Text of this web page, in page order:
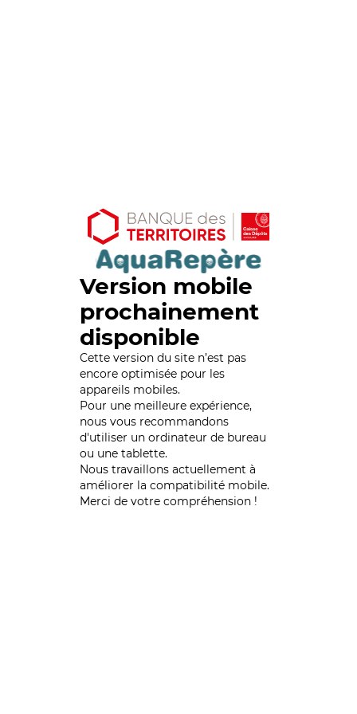
Version mobile
prochainement
disponible
Cette version du site n’est pas
encore optimisée pour les
appareils mobiles.
Pour une meilleure expérience,
nous vous recommandons
d'utiliser un ordinateur de bureau
ou une tablette.
Nous travaillons actuellement à
améliorer la compatibilité mobile.
Merci de votre compréhension !